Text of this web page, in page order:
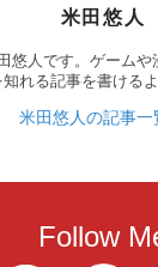
米田悠人
悠人です。ゲームや
れる記事を書ける
米田悠人の記事一
Follow